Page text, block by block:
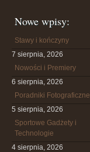
Nowe wpisy:
Stawy i kończyny
7 sierpnia, 2026
Nowości i Premiery
6 sierpnia, 2026
Poradniki Fotograficzne
5 sierpnia, 2026
Sportowe Gadżety i
Technologie
4 sierpnia, 2026